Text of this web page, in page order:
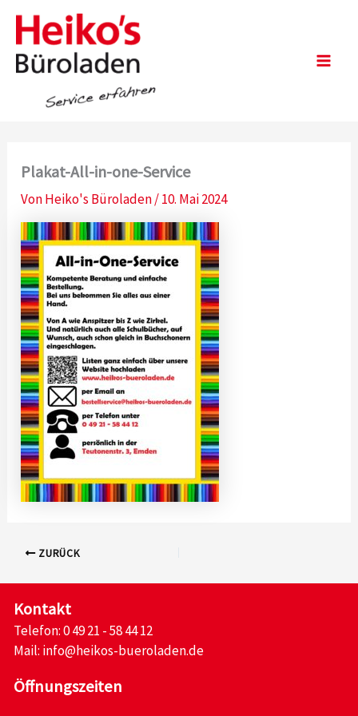
Inhalt
springen
Plakat-All-in-one-Service
VonHeiko's Büroladen/10. Mai 2024
ZURÜCK
Kontakt
Telefon:0 49 21 - 58 44 12
Mail: info@heikos-bueroladen.de
Öffnungszeiten